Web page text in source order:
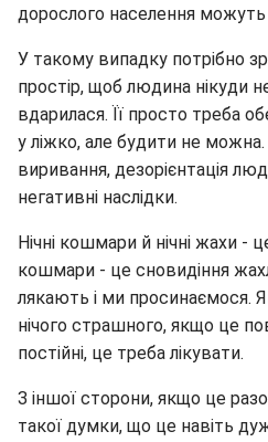
дорослого населення
У такому випадку потрібно
простір, щоб людина нікуди
вдарилася. Її просто треба
у ліжко, але будити не
виривання, дезорієнтація
негативні наслідки.
Нічні кошмари й нічні жахи -
кошмари - це сновидіння
лякають і ми просинаємося.
нічого страшного, якщо це
постійні, це треба лікувати.
З іншої сторони, якщо це
такої думки, що це навіть